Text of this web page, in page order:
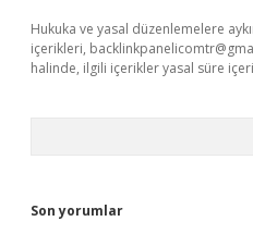
Hukuka ve yasal düzenlemelere
içerikleri,
halinde, ilgili içerikler yasal süre
Son yorumlar